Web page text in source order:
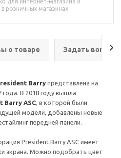
розничных магазинах
о товаре Задать вопрос
Barry представлена на
года. В 2018 году вышла
Barry ASC, в которой были
модели, добавлены новые
передней панели.
President Barry ASC имеет
экрана. Можно подобрать цвет